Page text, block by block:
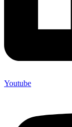
Youtube